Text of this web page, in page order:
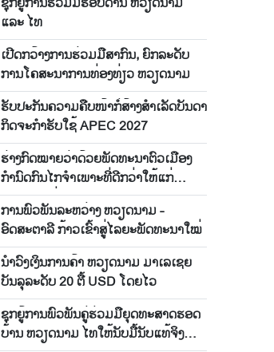
ແລະ ໄທ
ເປີດກວ້າງການຮ່ວມມືສາກົນ, ຍົກລະດັບ
ການໂຄສະນາການທ່ອງທ່ຽວ ຫວຽດນາມ
ຮັບປະກັນຄວາມຄືບໜ້າກໍ່ສ້າງສຳເລັດບັນດາ
ກິດຈະກຳຮັບໃຊ້ APEC 2027
ຮ່າງກົດໝາຍວ່າດ້ວຍພັດທະນາຕົວເມືອງ
ກຳນົດກົນໄກຈຳເພາະທີ່ດີກວ່າໃຫ້ແກ່
ນະຄອນ ໂຮ່ຈີມິນ
ການພົວພັນລະຫວ່າງ ຫວຽດນາມ -
ອົດສະຕາລີ ກ້າວເຂົ້າສູ່ໄລຍະພັດທະນາໃໝ່
ນຳ​ວົງ​ເງິນ​ການ​ຄ້າ ຫວຽດ​ນາມ ມາ​ເລ​ເຊຍ​
ບັນ​ລຸ​ລະ​ດັບ 20 ຕື້ USD ໂດຍ​ໄວ
ຊຸກ​ຍູ້​ການ​ພົວ​ພັນ​ຄູ່​ຮ່ວມ​ມື​ຍຸດ​ທະ​ສາດ​ຮອດ​
ບ້ານ ຫວຽດ​ນາມ ໄທ​ໃຫ້​ນັບ​ມື້​ນັບ​ແທ້​ຈິງ